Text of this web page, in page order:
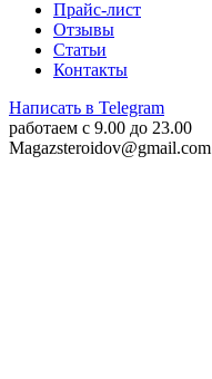
Прайс-лист
Отзывы
Статьи
Контакты
Написать в Telegram
работаем c 9.00 до 23.00
Magazsteroidov@gmail.com